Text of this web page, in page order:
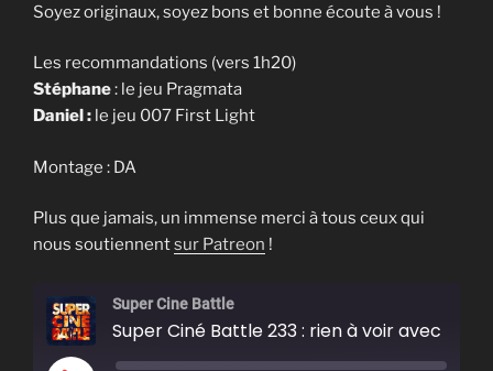
Soyez originaux, soyez bons et bonne écoute à vous !
Les recommandations (vers 1h20)
Stéphane: le jeu Pragmata
Daniel : le jeu 007 First Light
Montage : DA
Plus que jamais, un immense merci à tous ceux qui
nous soutiennentsur Patreon !
Super Cine Battle